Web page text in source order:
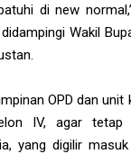
di new
Wakil
OPD dan
IV, agar tetap
yang digilir